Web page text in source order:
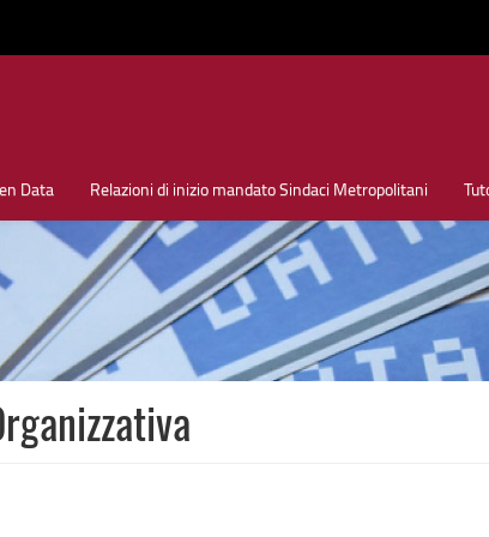
Data Relazioni di inizio mandato Sindaci Metropolitani